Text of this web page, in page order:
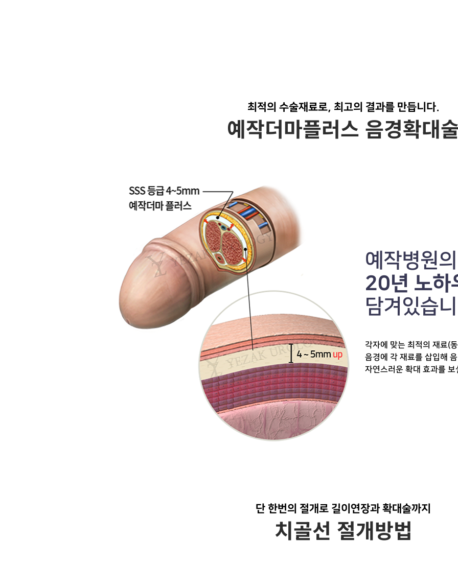
최적의 수술재료로, 최고의 결과를 만듭니다.
예작더마플러스 음경확대
예작병원
20년 노하
담겨있습
각자에 맞는 최적의 재료(
음경에 각 재료를 삽입해
자연스러운 확대 효과를 보
단 한번의 절개로 길이연장과 확대술까지
치골선 절개방법